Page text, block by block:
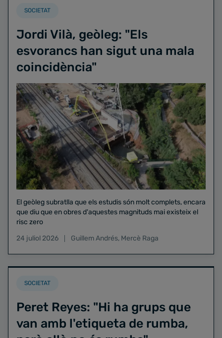
SOCIETAT
Jordi Vilà, geòleg: "Els
esvorancs han sigut una mala
coincidència"
El geòleg subratlla que els estudis són molt complets, encara
que diu que en obres d'aquestes magnituds mai existeix el
risc zero
24 juliol 2026
Guillem Andrés, Mercè Raga
SOCIETAT
Peret Reyes: "Hi ha grups que
van amb l'etiqueta de rumba,